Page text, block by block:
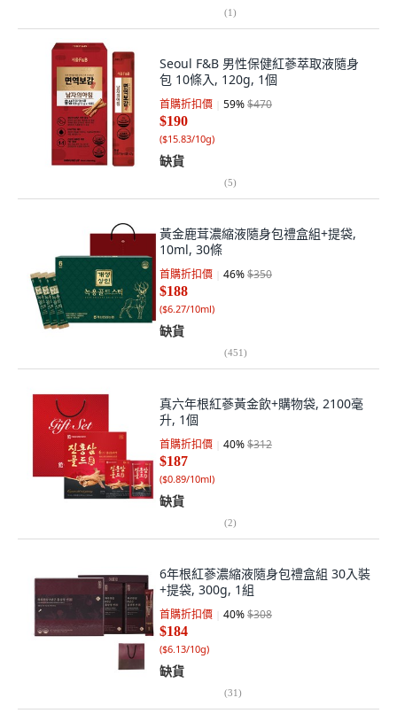
(1)
Seoul F&B 男性保健紅蔘萃取液隨身
包 10條入, 120g, 1個
首購折扣價 59%$470
$190
($15.83/10g)
缺貨
(5)
黃金鹿茸濃縮液隨身包禮盒組+提袋,
10ml, 30條
首購折扣價 46%$350
$188
($6.27/10ml)
缺貨
(451)
真六年根紅蔘黃金飲+購物袋, 2100毫
升, 1個
首購折扣價 40%$312
$187
($0.89/10ml)
缺貨
(2)
6年根紅蔘濃縮液隨身包禮盒組 30入裝
+提袋, 300g, 1組
首購折扣價 40%$308
$184
($6.13/10g)
缺貨
(31)